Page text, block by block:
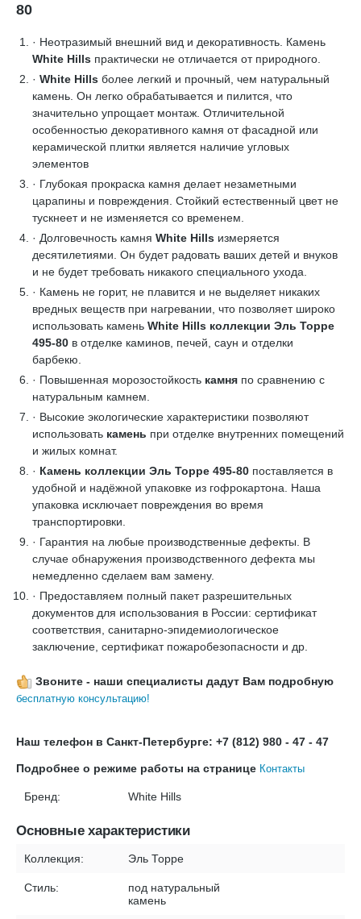
80
· Неотразимый внешний вид и декоративность. Камень
White Hills практически не отличается от природного.
· White Hills более легкий и прочный, чем натуральный
камень. Он легко обрабатывается и пилится, что
значительно упрощает монтаж. Отличительной
особенностью декоративного камня от фасадной или
керамической плитки является наличие угловых
элементов
· Глубокая прокраска камня делает незаметными
царапины и повреждения. Стойкий естественный цвет не
тускнеет и не изменяется со временем.
· Долговечность камня White Hills измеряется
десятилетиями. Он будет радовать ваших детей и внуков
и не будет требовать никакого специального ухода.
· Камень не горит, не плавится и не выделяет никаких
вредных веществ при нагревании, что позволяет широко
использовать камень White Hills коллекции Эль Торре
495-80 в отделке каминов, печей, саун и отделки
барбекю.
· Повышенная морозостойкость камня по сравнению с
натуральным камнем.
· Высокие экологические характеристики позволяют
использовать камень при отделке внутренних помещений
и жилых комнат.
· Камень коллекции Эль Торре 495-80 поставляется в
удобной и надёжной упаковке из гофрокартона. Наша
упаковка исключает повреждения во время
транспортировки.
· Гарантия на любые производственные дефекты. В
случае обнаружения производственного дефекта мы
немедленно сделаем вам замену.
· Предоставляем полный пакет разрешительных
документов для использования в России: сертификат
соответствия, санитарно-эпидемиологическое
заключение, сертификат пожаробезопасности и др.
Звоните - наши специалисты дадут Вам подробную
бесплатную консультацию!
Наш телефон в Санкт-Петербурге: +7 (812) 980 - 47 - 47
Подробнее о режиме работы на странице Контакты
Бренд: White Hills
Основные характеристики
Коллекция: Эль Торре
Стиль:
под натуральный
камень